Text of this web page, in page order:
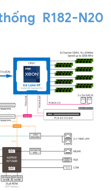
R182-N20